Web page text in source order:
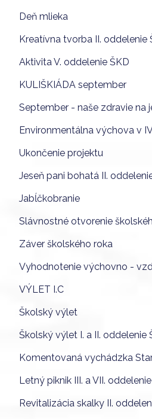
Deň mlieka
Kreatívna tvorba II. oddelenie
Aktivita V. oddelenie ŠKD
KULIŠKIÁDA september
September - naše zdravie na
Environmentálna výchova v
Ukončenie projektu
Jeseň pani bohatá II.
Jabĺčkobranie
Slávnostné otvorenie
Záver školského roka
Vyhodnotenie výchovno -
VÝLET I.C
Školský výlet
Školský výlet I. a II. oddelenie
Komentovaná vychádzka
Letný piknik III. a VII.
Revitalizácia skalky II.